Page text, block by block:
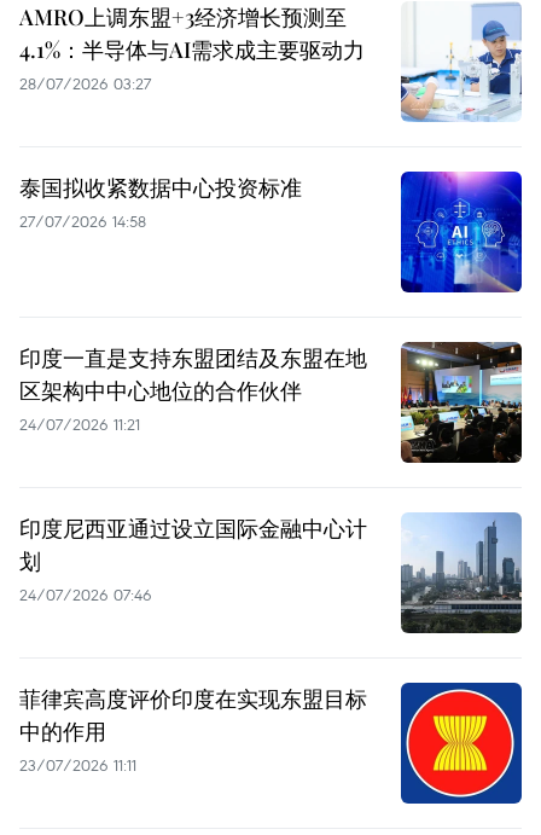
AMRO上调东盟+3经济增长预测至
4.1%：半导体与AI需求成主要驱动力
28/07/2026 03:27
泰国拟收紧数据中心投资标准
27/07/2026 14:58
印度一直是支持东盟团结及东盟在地
区架构中中心地位的合作伙伴
24/07/2026 11:21
印度尼西亚通过设立国际金融中心计
划
24/07/2026 07:46
菲律宾高度评价印度在实现东盟目标
中的作用
23/07/2026 11:11